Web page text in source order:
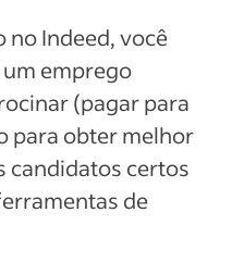
no Indeed, você
emprego
(pagar para
para obter melhor
candidatos certos
de